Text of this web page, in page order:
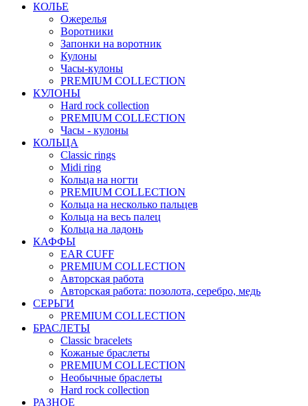
КОЛЬЕ
Ожерелья
Воротники
Запонки на воротник
Кулоны
Часы-кулоны
PREMIUM COLLECTION
КУЛОНЫ
Hard rock collection
PREMIUM COLLECTION
Часы - кулоны
КОЛЬЦА
Classic rings
Midi ring
Кольца на ногти
PREMIUM COLLECTION
Кольца на несколько пальцев
Кольца на весь палец
Кольца на ладонь
КАФФЫ
EAR CUFF
PREMIUM COLLECTION
Авторская работа
Авторская работа: позолота, серебро, медь
СЕРЬГИ
PREMIUM COLLECTION
БРАСЛЕТЫ
Classic bracelets
Кожаные браслеты
PREMIUM COLLECTION
Необычные браслеты
Hard rock collection
РАЗНОЕ